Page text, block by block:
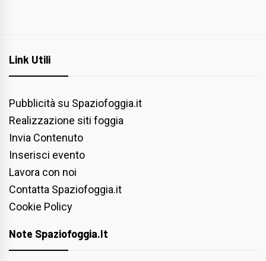
Link Utili
Pubblicità su Spaziofoggia.it
Realizzazione siti foggia
Invia Contenuto
Inserisci evento
Lavora con noi
Contatta Spaziofoggia.it
Cookie Policy
Note Spaziofoggia.it